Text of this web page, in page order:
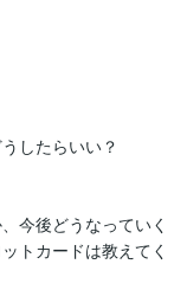
したらいい？
今後どうなっていく
トカードは教えてく